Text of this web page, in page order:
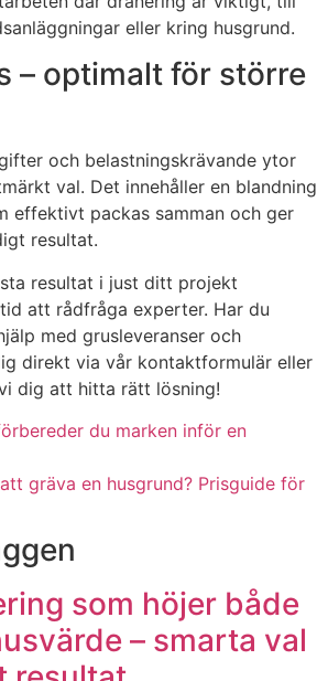
eller kring husgrund.
– optimalt för större
och belastningskrävande ytor
val. Det innehåller en blandning
effektivt packas samman och ger
resultat.
resultat i just ditt projekt
att rådfråga experter. Har du
med grusleveranser och
direkt via vår kontaktformulär eller
dig att hitta rätt lösning!
du marken inför en
gräva en husgrund? Prisguide för
som höjer både
– smarta val